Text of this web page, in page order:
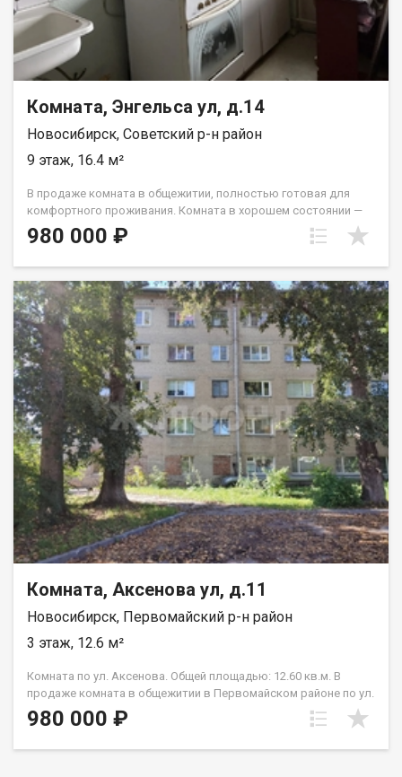
Комната, Энгельса ул, д.14
Новосибирск, Советский р-н район
9 этаж, 16.4 м²
В продаже комната в общежитии, полностью готовая для
комфортного проживания. Комната в хорошем состоянии —
можно заехать сразу, без дополнительных вложений. На
этаже предусмотрены все необходимые удобства: санузел
имеется собственная оборудованная зона для приготовления
пищи: плита, раковина, стол и шкаф для хранения кухонных
принадлежностей. Дом расположен в удобной локации с
развитой транспортной доступностью. В шаговой
доступности находятся остановки общественного
транспорта, откуда без труда можно добраться: в сторону
города, в Бердск, Академгородок. Рядом расположены
магазины и всё необходимое для повседневной жизни. Код
пользователя: 202659 Номер в базе: 12812043
980 000 ₽
Комната, Аксенова ул, д.11
Новосибирск, Первомайский р-н район
3 этаж, 12.6 м²
Комната по ул. Аксенова. Общей площадью: 12.60 кв.м. В
продаже комната в общежитии в Первомайском районе по ул.
Аксенова. В комнату заведена вода. По документам полный
порядок, быстрый выход на сделку. Приглашаем на
980 000 ₽